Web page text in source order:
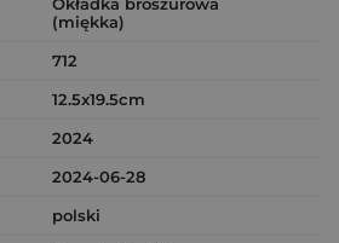
(miękka)
712
12.5x19.5cm
2024
2024-06-28
polski